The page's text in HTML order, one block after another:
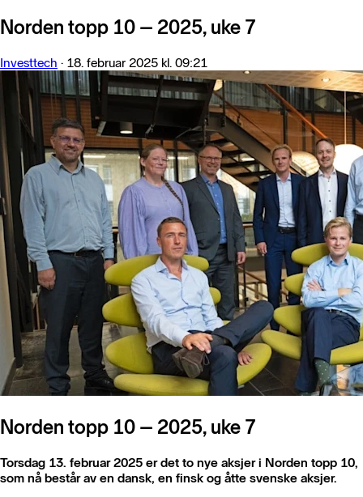
Norden topp 10 – 2025, uke 7
Investtech · 18. februar 2025 kl. 09:21
Norden topp 10 – 2025, uke 7
Torsdag 13. februar 2025 er det to nye aksjer i Norden topp 10,
som nå består av en dansk, en finsk og åtte svenske aksjer.